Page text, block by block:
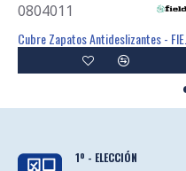
0804011
1º - ELECCIÓN